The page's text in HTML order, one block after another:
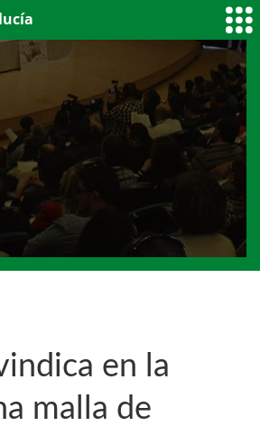
en la
malla de